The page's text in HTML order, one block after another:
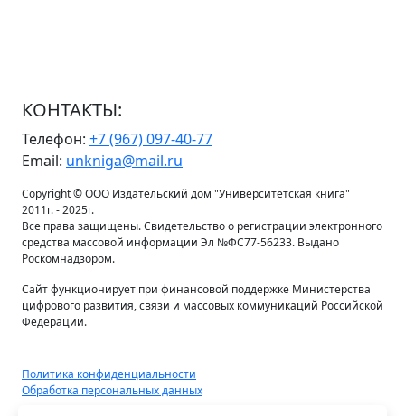
КОНТАКТЫ:
Телефон: +7 (967) 097-40-77
Email: unkniga@mail.ru
Copyright © ООО Издательский дом "Университетская книга"
2011г. - 2025г.
Все права защищены. Свидетельство о регистрации электронного
средства массовой информации Эл №ФС77-56233. Выдано
Роскомнадзором.
Сайт функционирует при финансовой поддержке Министерства
цифрового развития, связи и массовых коммуникаций Российской
Федерации.
Политика конфиденциальности
Обработка персональных данных